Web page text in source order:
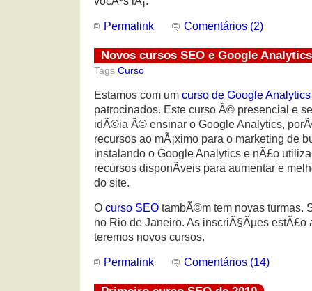
Permalink Comentários (2)
Novos cursos SEO e Google Analytics
Tags Curso
Estamos com um curso de Google Analytics
patrocinados. Este curso Ã© presencial e
idÃ©ia Ã© ensinar o Google Analytics,
recursos ao mÃ¡ximo para o marketing de
instalando o Google Analytics e nÃ£o
recursos disponÃ­veis para aumentar e
do site.
O curso SEO tambÃ©m tem novas turmas.
no Rio de Janeiro. As inscriÃ§Ãµes estÃ£o
teremos novos cursos.
Permalink Comentários (14)